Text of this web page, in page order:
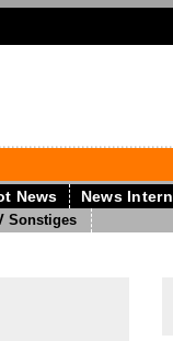
News News Intern
Sonstiges